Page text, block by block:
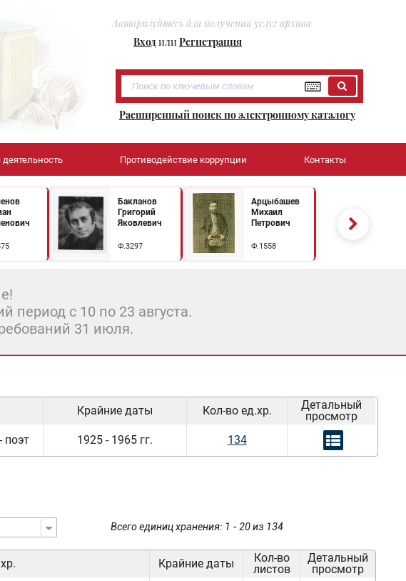
Авторизуйтесь для получения услуг архива
ВходилиРегистрация
Расширенный поиск по электронному каталогу
Противодействие коррупции Контакты
Бакланов
Григорий
Яковлевич
Ф.3297
Арцыбашев
Михаил
Петрович
Ф.1558
период с 10 по 23 августа.
31 июля.
Крайние даты Кол-во ед.хр.
Детальный
просмотр
поэт 1925 - 1965 гг. 134
Всего единиц хранения: 1 - 20 из 134
Крайние даты
Кол-во
листов
Детальный
просмотр